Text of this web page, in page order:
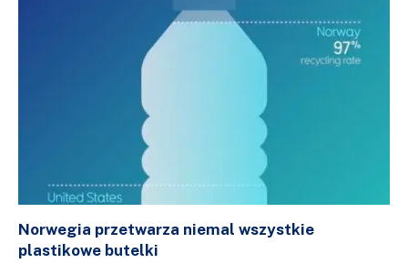
Norwegia przetwarza niemal wszystkie
plastikowe butelki